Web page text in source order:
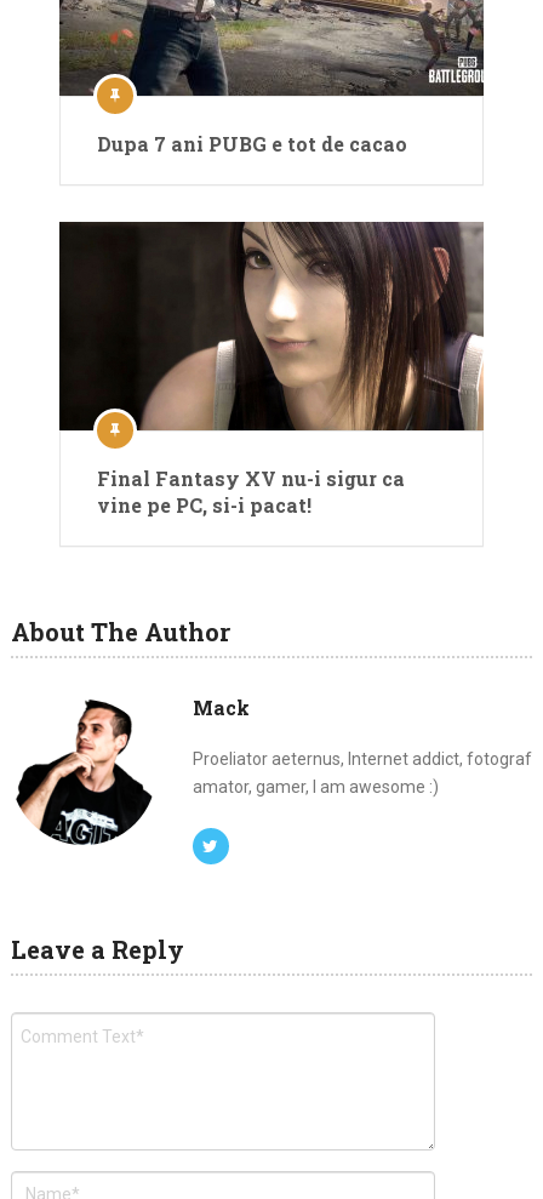
Dupa 7 ani PUBG e tot de cacao
Final Fantasy XV nu-i sigur ca
vine pe PC, si-i pacat!
About The Author
Mack
Proeliator aeternus, Internet addict, fotograf
amator, gamer, I am awesome :)
Leave a Reply